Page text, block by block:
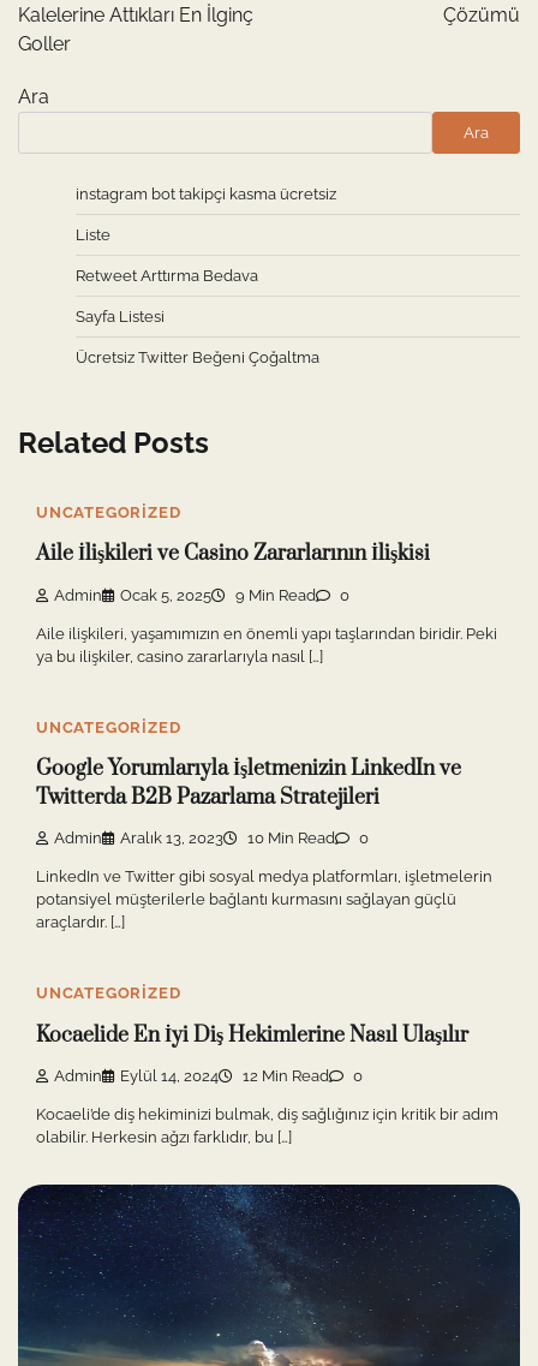
Kalelerine Attıkları En İlginç
Goller
Çözümü
Ara
Ara
instagram bot takipçi kasma ücretsiz
Liste
Retweet Arttırma Bedava
Sayfa Listesi
Ücretsiz Twitter Beğeni Çoğaltma
Related Posts
UNCATEGORIZED
Aile İlişkileri ve Casino Zararlarının İlişkisi
Admin Ocak 5, 2025 9 Min Read 0
Aile ilişkileri, yaşamımızın en önemli yapı taşlarından biridir. Peki
ya bu ilişkiler, casino zararlarıyla nasıl […]
UNCATEGORIZED
Google Yorumlarıyla İşletmenizin LinkedIn ve
Twitterda B2B Pazarlama Stratejileri
Admin Aralık 13, 2023 10 Min Read 0
LinkedIn ve Twitter gibi sosyal medya platformları, işletmelerin
potansiyel müşterilerle bağlantı kurmasını sağlayan güçlü
araçlardır. […]
UNCATEGORIZED
Kocaelide En İyi Diş Hekimlerine Nasıl Ulaşılır
Admin Eylül 14, 2024 12 Min Read 0
Kocaeli’de diş hekiminizi bulmak, diş sağlığınız için kritik bir adım
olabilir. Herkesin ağzı farklıdır, bu […]